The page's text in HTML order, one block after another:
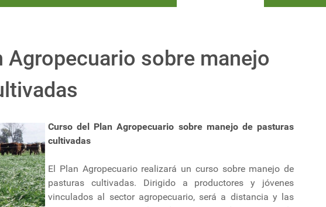
Agropecuario sobre manejo
Curso del Plan Agropecuario sobre manejo de pasturas
cultivadas
El Plan Agropecuario realizará un curso sobre manejo de
pasturas cultivadas. Dirigido a productores y jóvenes
vinculados al sector agropecuario, será a distancia y las